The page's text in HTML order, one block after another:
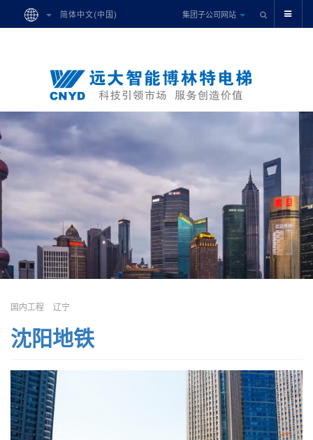
简体中文(中国) 集团子公司网站
国内工程 辽宁
沈阳地铁